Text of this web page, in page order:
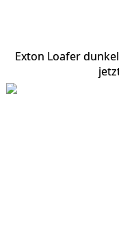
Exton Loafer